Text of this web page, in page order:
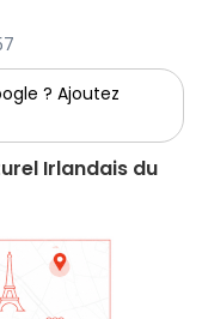
? Ajoutez
Irlandais du